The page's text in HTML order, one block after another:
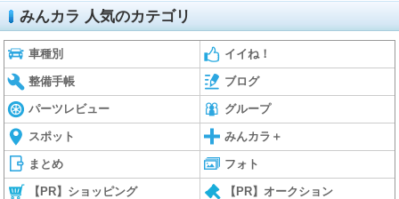
みんカラ 人気のカテゴリ
車種別 イイね！
整備手帳 ブログ
パーツレビュー グループ
スポット みんカラ＋
まとめ フォト
【PR】ショッピング 【PR】オークション